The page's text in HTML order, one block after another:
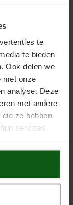
te
te bieden
Ook delen we
met onze
analyse. Deze
met andere
ze hebben
services.
eerste een
metKeim
oplossen door
te brengen.
buiten bereik van
met veel water
Hoge